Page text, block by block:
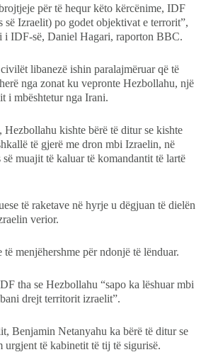
për të hequr këto kërcënime, IDF
së Izraelit) po godet objektivat e terrorit”,
i IDF-së, Daniel Hagari, raporton BBC.
libanezë ishin paralajmëruar që të
nga zonat ku vepronte Hezbollahu, një
i mbështetur nga Irani.
Hezbollahu kishte bërë të ditur se kishte
të gjerë me dron mbi Izraelin, në
muajit të kaluar të komandantit të lartë
të raketave në hyrje u dëgjuan të dielën
verior.
menjëhershme për ndonjë të lënduar.
tha se Hezbollahu “sapo ka lëshuar mbi
drejt territorit izraelit”.
Benjamin Netanyahu ka bërë të ditur se
urgjent të kabinetit të tij të sigurisë.